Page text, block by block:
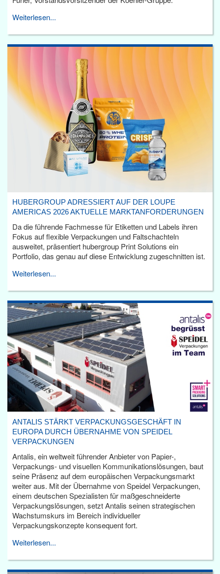
Weiterlesen...
HUBERGROUP ADRESSIERT AUF DER LOUPE
AMERICAS 2026 AKTUELLE MARKTANFORDERUNGEN
Da die führende Fachmesse für Etiketten und Labels ihren
Fokus auf flexible Verpackungen und Faltschachteln
ausweitet, präsentiert hubergroup Print Solutions ein
Portfolio, das genau auf diese Entwicklung zugeschnitten ist.
Weiterlesen...
ANTALIS STÄRKT VERPACKUNGSGESCHÄFT IN
EUROPA DURCH ÜBERNAHME VON SPEIDEL
VERPACKUNGEN
Antalis, ein weltweit führender Anbieter von Papier-,
Verpackungs- und visuellen Kommunikationslösungen, baut
seine Präsenz auf dem europäischen Verpackungsmarkt
weiter aus. Mit der Übernahme von Speidel Verpackungen,
einem deutschen Spezialisten für maßgeschneiderte
Verpackungslösungen, setzt Antalis seinen strategischen
Wachstumskurs im Bereich individueller
Verpackungskonzepte konsequent fort.
Weiterlesen...